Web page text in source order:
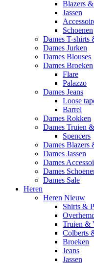
Blazers
Jassen
Schoenen
Dames T-shirts
Dames Jurken
Dames Blouses
Dames Broeken
Flare
Palazzo
Dames Jeans
Loose
Barrel
Dames Rokken
Dames Truien
Spencers
Dames Blazers
Dames Jassen
Dames
Dames
Dames Sale
Heren
Heren Nieuw
Shirts &
Truien &
Colberts
Broeken
Jeans
Jassen